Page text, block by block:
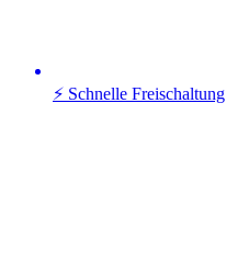
⚡ Schnelle Freischaltung